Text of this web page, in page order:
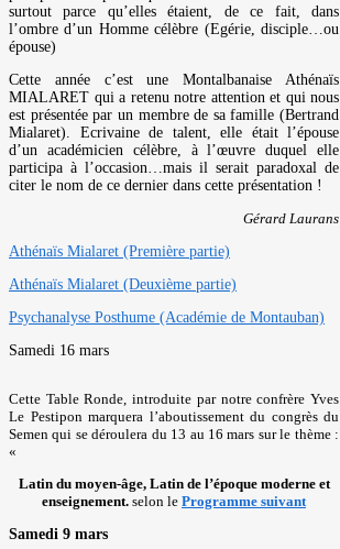
surtout parce qu’elles étaient, de ce fait, dans
l’ombre d’un Homme célèbre (Egérie, disciple…ou
épouse)
Cette année c’est une Montalbanaise Athénaïs
MIALARET qui a retenu notre attention et qui nous
est présentée par un membre de sa famille (Bertrand
Mialaret). Ecrivaine de talent, elle était l’épouse
d’un académicien célèbre, à l’œuvre duquel elle
participa à l’occasion…mais il serait paradoxal de
citer le nom de ce dernier dans cette présentation !
Gérard Laurans
Athénaïs Mialaret (Première partie)
Athénaïs Mialaret (Deuxième partie)
Psychanalyse Posthume (Académie de Montauban)
Samedi 16 mars
Cette Table Ronde, introduite par notre confrère Yves
Le Pestipon marquera l’aboutissement du congrès du
Semen qui se déroulera du 13 au 16 mars sur le thème :
«
Latin du moyen-âge, Latin de l’époque moderne et
enseignement. selon le Programme suivant
Samedi 9 mars